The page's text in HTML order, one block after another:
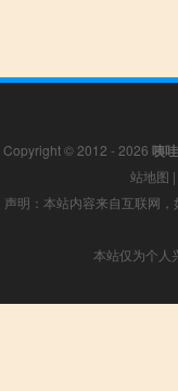
Copyright © 2012 - 2026 咦
站地图 |
声明：本站内容来自互联网
本站仅为个人